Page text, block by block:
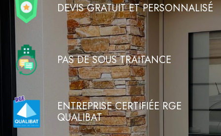
DEVIS GRATUIT ET PERSONNALISÉ
PAS DE SOUS TRAITANCE
ENTREPRISE CERTIFIÉE RGE
QUALIBAT